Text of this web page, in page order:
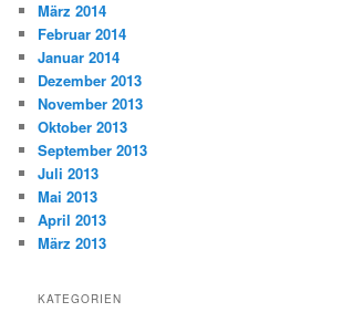
März 2014
Februar 2014
Januar 2014
Dezember 2013
November 2013
Oktober 2013
September 2013
Juli 2013
Mai 2013
April 2013
März 2013
KATEGORIEN